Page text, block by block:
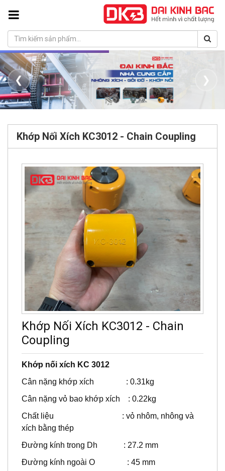
❮ ❯
Khớp Nối Xích KC3012 - Chain Coupling
Khớp Nối Xích KC3012 - Chain
Coupling
Khớp nối xích KC 3012
Cân nặng khớp xích : 0.31kg
Cân nặng vỏ bao khớp xích : 0.22kg
Chất liệu : vỏ nhôm, nhông và
xích bằng thép
Đường kính trong Dh : 27.2 mm
Đường kính ngoài O : 45 mm